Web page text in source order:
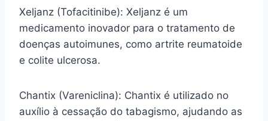
Xeljanz (Tofacitinibe): Xeljanz é um
medicamento inovador para o tratamento de
doenças autoimunes, como artrite reumatoide
e colite ulcerosa.
Chantix (Vareniclina): Chantix é utilizado no
auxílio à cessação do tabagismo, ajudando as